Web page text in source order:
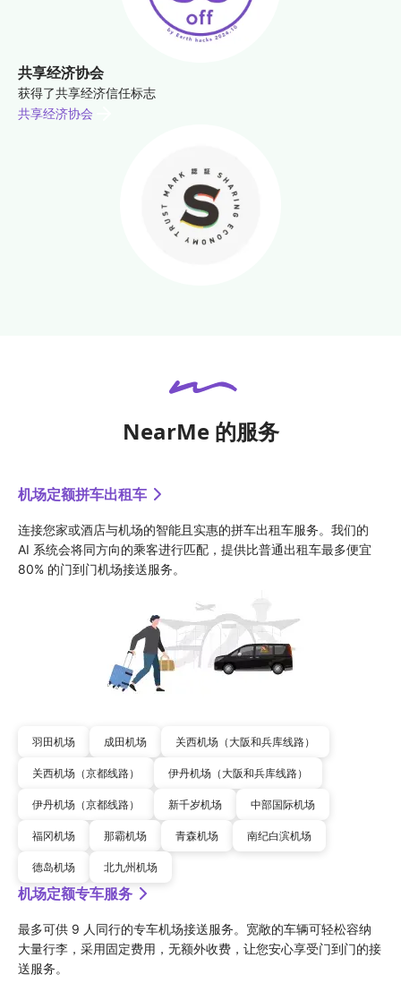
共享经济协会
获得了共享经济信任标志
共享经济协会
NearMe 的服务
机场定额拼车出租车
连接您家或酒店与机场的智能且实惠的拼车出租车服务。我们的
AI 系统会将同方向的乘客进行匹配，提供比普通出租车最多便宜
80% 的门到门机场接送服务。
羽田机场 成田机场 关西机场（大阪和兵库线路）
关西机场（京都线路） 伊丹机场（大阪和兵库线路）
伊丹机场（京都线路） 新千岁机场 中部国际机场
福冈机场 那霸机场 青森机场 南纪白滨机场
德岛机场 北九州机场
机场定额专车服务
最多可供 9 人同行的专车机场接送服务。宽敞的车辆可轻松容纳
大量行李，采用固定费用，无额外收费，让您安心享受门到门的接
送服务。